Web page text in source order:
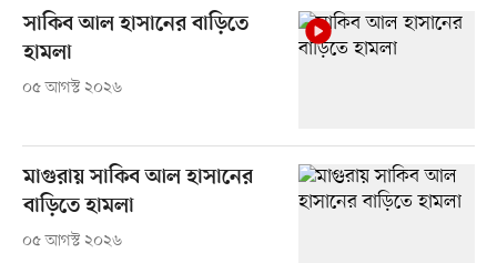
সাকিব আল হাসানের বাড়িতে
হামলা
০৫ আগস্ট ২০২৬
মাগুরায় সাকিব আল হাসানের
বাড়িতে হামলা
০৫ আগস্ট ২০২৬